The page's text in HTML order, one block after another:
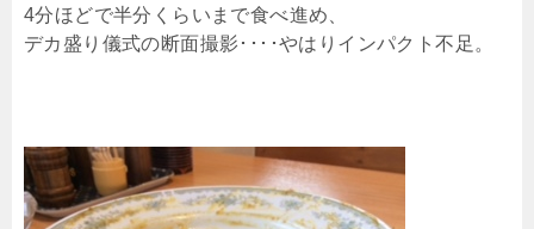
4分ほどで半分くらいまで食べ進め、
デカ盛り儀式の断面撮影････やはりインパクト不足。